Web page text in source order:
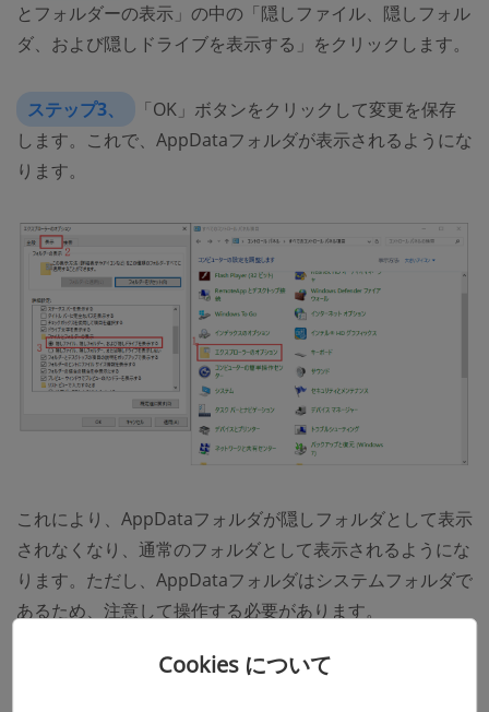
とフォルダーの表示」の中の「隠しファイル、隠しフォル
ダ、および隠しドライブを表示する」をクリックします。
ステップ3、
「OK」ボタンをクリックして変更を保存
します。これで、AppDataフォルダが表示されるようにな
ります。
これにより、AppDataフォルダが隠しフォルダとして表示
されなくなり、通常のフォルダとして表示されるようにな
ります。ただし、AppDataフォルダはシステムフォルダで
あるため、注意して操作する必要があります。
AppDataのデータを削除できるか
Cookies について